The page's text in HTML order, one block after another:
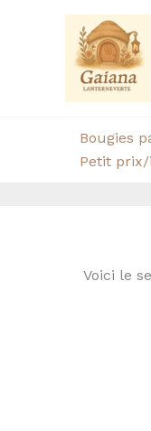
Bougies
Petit
Voici le